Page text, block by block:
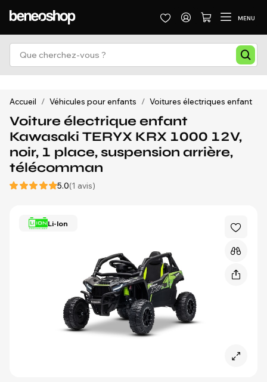
MENU
Accueil / Véhicules pour enfants / Voitures électriques enfant
Voiture électrique enfant
Kawasaki TERYX KRX 1000 12V,
noir, 1 place, suspension arrière,
télécomman
5.0(1 avis)
Li-Ion